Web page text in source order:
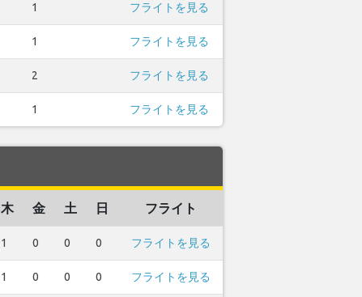
1 フライトを見る
1 フライトを見る
2 フライトを見る
1 フライトを見る
木 金 土 日 フライト
1 0 0 0 フライトを見る
1 0 0 0 フライトを見る